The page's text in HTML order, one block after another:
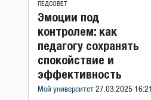
ПЕДСОВЕТ
Эмоции под
контролем: как
педагогу сохранять
спокойствие и
эффективность
Мой университет 27.03.2025 16:21